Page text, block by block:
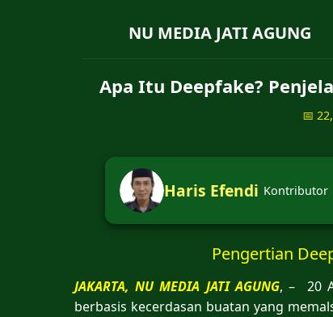
NU MEDIA JATI AGUNG
Apa Itu Deepfake?
📅
Haris Efendi Kontributor
Pengertian
JAKARTA, NU MEDIA JATI AGUNG, – 20
berbasis kecerdasan buatan yang